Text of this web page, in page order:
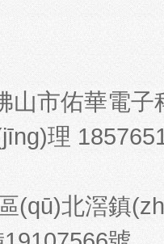
山市佑華電子
理
(qū)北滘鎮